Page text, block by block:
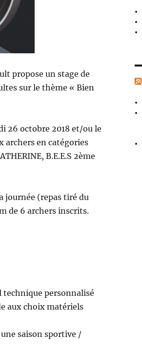
propose un stage de
sur le thème « Bien
26 octobre 2018 et/ou le
archers en catégories
B.E.E.S 2ème
journée (repas tiré du
de 6 archers inscrits.
personnalisé
aux choix matériels
saison sportive /